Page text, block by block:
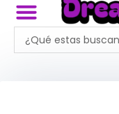
Search
...